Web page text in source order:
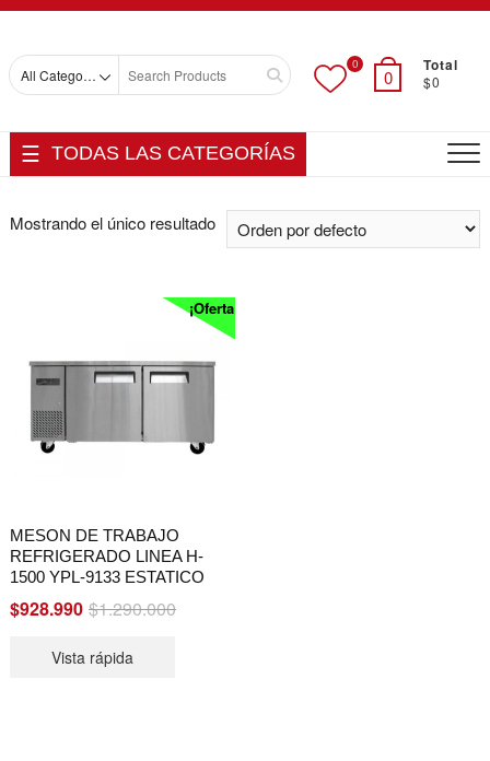
Skip
content
Search
0
0
Total
$0
TODAS LAS CATEGORÍAS
Mostrando el único resultado
¡Oferta!
MESON DE TRABAJO
REFRIGERADO LINEA H-
1500 YPL-9133 ESTATICO
$1.290.000Original
$928.990
Current
Vista rápida